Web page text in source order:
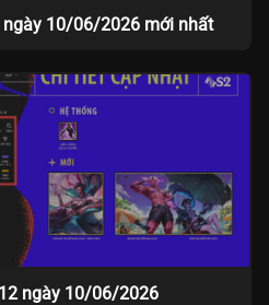
ngày 10/06/2026 mới nhất
ngày 10/06/2026